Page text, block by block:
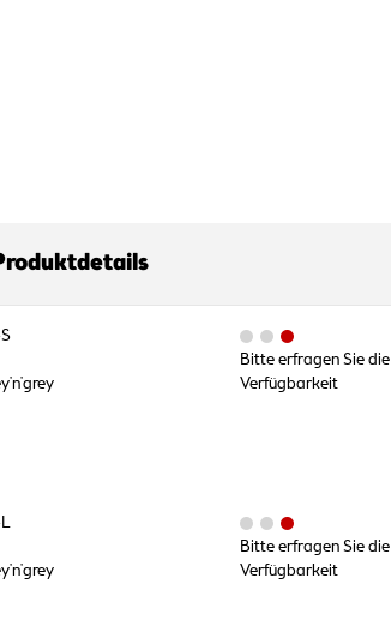
Bitte erfragen Sie die
Verfügbarkeit
Bitte erfragen Sie die
Verfügbarkeit